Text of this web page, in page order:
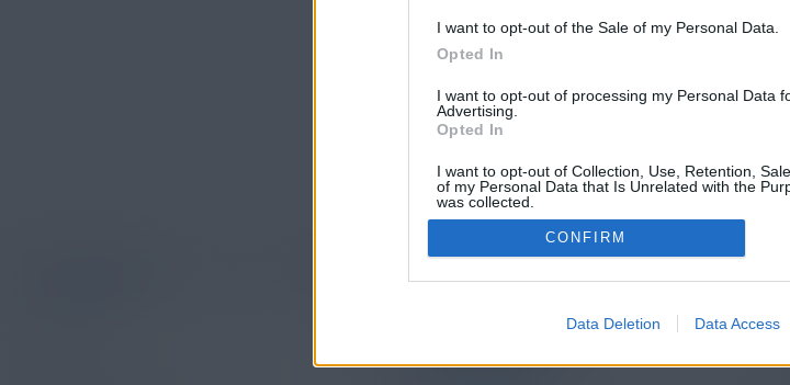
I want to opt-out of the Sale of my Personal Data.
Opted In
I want to opt-out of processing my Personal Data
Advertising.
Opted In
I want to opt-out of Collection, Use, Retention,
of my Personal Data that Is Unrelated with the
was collected.
Opted In
CONFIRM
Data Deletion Data Access